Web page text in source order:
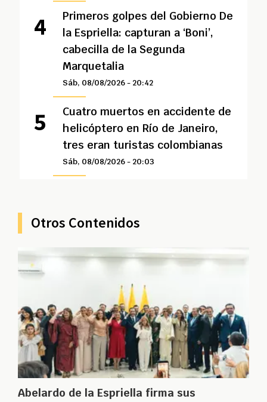
Primeros golpes del Gobierno De
la Espriella: capturan a ‘Boni’,
cabecilla de la Segunda
Marquetalia
Sáb, 08/08/2026 - 20:42
Cuatro muertos en accidente de
helicóptero en Río de Janeiro,
tres eran turistas colombianas
Sáb, 08/08/2026 - 20:03
Otros Contenidos
Abelardo de la Espriella firma sus